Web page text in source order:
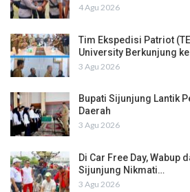
4 Agu 2026
Tim Ekspedisi Patriot
University Berkunjung
3 Agu 2026
Bupati Sijunjung Lantik
Daerah
3 Agu 2026
Di Car Free Day, Wabup
Sijunjung Nikmati…
3 Agu 2026